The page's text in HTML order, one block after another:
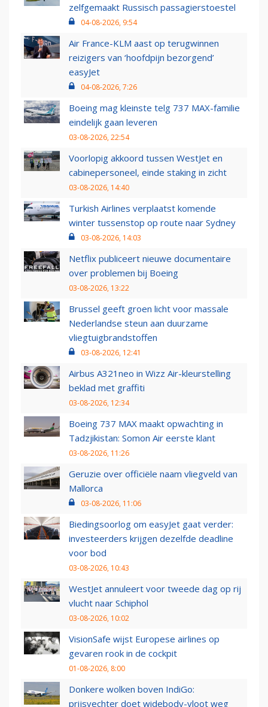
zelfgemaakt Russisch passagierstoestel
04-08-2026, 9:54
Air France-KLM aast op terugwinnen
reizigers van ‘hoofdpijn bezorgend’
easyJet
04-08-2026, 7:26
Boeing mag kleinste telg 737 MAX-familie
eindelijk gaan leveren
03-08-2026, 22:54
Voorlopig akkoord tussen WestJet en
cabinepersoneel, einde staking in zicht
03-08-2026, 14:40
Turkish Airlines verplaatst komende
winter tussenstop op route naar Sydney
03-08-2026, 14:03
Netflix publiceert nieuwe documentaire
over problemen bij Boeing
03-08-2026, 13:22
Brussel geeft groen licht voor massale
Nederlandse steun aan duurzame
vliegtuigbrandstoffen
03-08-2026, 12:41
Airbus A321neo in Wizz Air-kleurstelling
beklad met graffiti
03-08-2026, 12:34
Boeing 737 MAX maakt opwachting in
Tadzjikistan: Somon Air eerste klant
03-08-2026, 11:26
Geruzie over officiële naam vliegveld van
Mallorca
03-08-2026, 11:06
Biedingsoorlog om easyJet gaat verder:
investeerders krijgen dezelfde deadline
voor bod
03-08-2026, 10:43
WestJet annuleert voor tweede dag op rij
vlucht naar Schiphol
03-08-2026, 10:02
VisionSafe wijst Europese airlines op
gevaren rook in de cockpit
01-08-2026, 8:00
Donkere wolken boven IndiGo:
prijsvechter doet widebody-vloot weg